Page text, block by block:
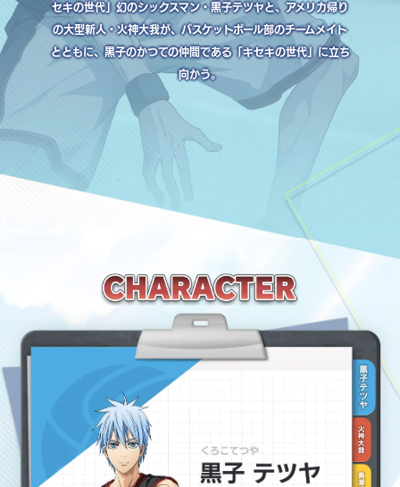
セキの世代」幻のシックスマン・黒子テツヤと、アメリカ帰り
の大型新人・火神大我が、バスケットボール部のチームメイト
とともに、黒子のかつての仲間である「キセキの世代」に立ち
向かう。